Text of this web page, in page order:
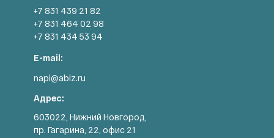
+7 831 439 21 82
+7 831 464 02 98
+7 831 434 53 94
E-mail:
napi@abiz.ru
Адрес:
603022, Нижний Новгород,
пр. Гагарина, 22, офис 21